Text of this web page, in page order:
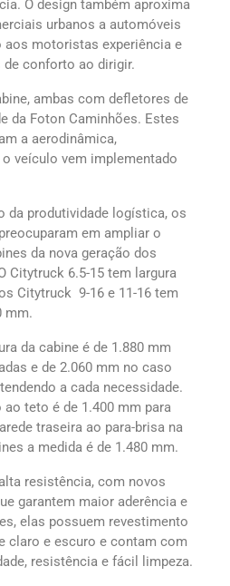
O design também aproxima
urbanos a automóveis
aos motoristas experiência e
conforto ao dirigir.
ambas com defletores de
da Foton Caminhões. Estes
a aerodinâmica,
veículo vem implementado
da produtividade logística, os
em ampliar o
da nova geração dos
Citytruck 6.5-15 tem largura
Citytruck 9-16 e 11-16 tem
mm.
da cabine é de 1.880 mm
e de 2.060 mm no caso
a cada necessidade.
teto é de 1.400 mm para
traseira ao para-brisa na
a medida é de 1.480 mm.
resistência, com novos
garantem maior aderência e
elas possuem revestimento
claro e escuro e contam com
resistência e fácil limpeza.